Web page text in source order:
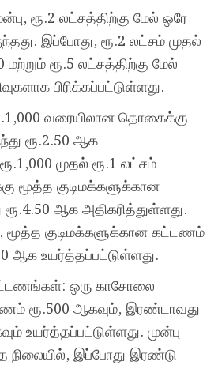
ரூ.2 லட்சத்திற்கு மேல் ஒரே
இப்போது, ரூ.2 லட்சம் முதல்
ரூ.5 லட்சத்திற்கு மேல்
பிரிக்கப்பட்டுள்ளது.
வரையிலான தொகைக்கு
ரூ.2.50 ஆக
முதல் ரூ.1 லட்சம்
மூத்த குடிமக்களுக்கான
ரூ.4.50 ஆக அதிகரித்துள்ளது.
மூத்த குடிமக்களுக்கான கட்டணம்
ஆக உயர்த்தப்பட்டுள்ளது.
ஒரு காசோலை
ரூ.500 ஆகவும், இரண்டாவது
உயர்த்தப்பட்டுள்ளது. முன்பு
நிலையில், இப்போது இரண்டு